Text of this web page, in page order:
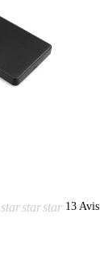
starstarstar 13 Avis